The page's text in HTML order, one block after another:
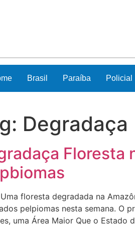
Brasil Paraíba Policial
Degradaça
Floresta
Uma floresta degradada na
pelpiomas nesta semana. O
uma Área Maior Que o Estado